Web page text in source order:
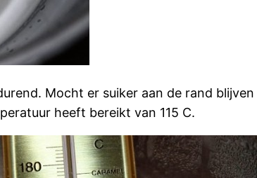
Mocht er suiker aan de rand
heeft bereikt van 115 C.